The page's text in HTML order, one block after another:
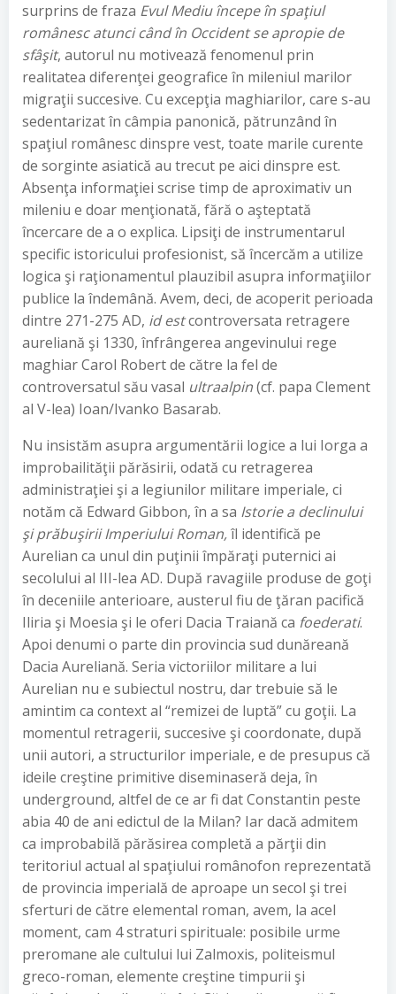
surprins de fraza Evul Mediu începe în spaţiul
românesc atunci când în Occident se apropie de
sfâşit, autorul nu motivează fenomenul prin
realitatea diferenţei geografice în mileniul marilor
migraţii succesive. Cu excepţia maghiarilor, care s-au
sedentarizat în câmpia panonică, pătrunzând în
spaţiul românesc dinspre vest, toate marile curente
de sorginte asiatică au trecut pe aici dinspre est.
Absenţa informaţiei scrise timp de aproximativ un
mileniu e doar menţionată, fără o aşteptată
încercare de a o explica. Lipsiţi de instrumentarul
specific istoricului profesionist, să încercăm a utilize
logica şi raţionamentul plauzibil asupra informaţiilor
publice la îndemână. Avem, deci, de acoperit perioada
dintre 271-275 AD, id estcontroversata retragere
aureliană şi 1330, înfrângerea angevinului rege
maghiar Carol Robert de către la fel de
controversatul său vasal ultraalpin(cf. papa Clement
al V-lea) Ioan/Ivanko Basarab.
Nu insistăm asupra argumentării logice a lui Iorga a
improbailităţii părăsirii, odată cu retragerea
administraţiei şi a legiunilor militare imperiale, ci
notăm că Edward Gibbon, în a sa Istorie a declinului
şi prăbuşirii Imperiului Roman,îl identifică pe
Aurelian ca unul din puţinii împăraţi puternici ai
secolului al III-lea AD. După ravagiile produse de goţi
în deceniile anterioare, austerul fiu de ţăran pacifică
Iliria şi Moesia şi le oferi Dacia Traiană ca foederati.
Apoi denumi o parte din provincia sud dunăreană
Dacia Aureliană. Seria victoriilor militare a lui
Aurelian nu e subiectul nostru, dar trebuie să le
amintim ca context al “remizei de luptă” cu goţii. La
momentul retragerii, succesive şi coordonate, după
unii autori, a structurilor imperiale, e de presupus că
ideile creştine primitive diseminaseră deja, în
underground, altfel de ce ar fi dat Constantin peste
abia 40 de ani edictul de la Milan? Iar dacă admitem
ca improbabilă părăsirea completă a părţii din
teritoriul actual al spaţiului românofon reprezentată
de provincia imperială de aproape un secol şi trei
sferturi de către elemental roman, avem, la acel
moment, cam 4 straturi spirituale: posibile urme
preromane ale cultului lui Zalmoxis, politeismul
greco-roman, elemente creştine timpurii şi